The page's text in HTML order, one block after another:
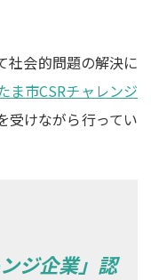
社会的問題の解決に
ま市CSRチャレンジ
受けながら行ってい
ジ企業」認